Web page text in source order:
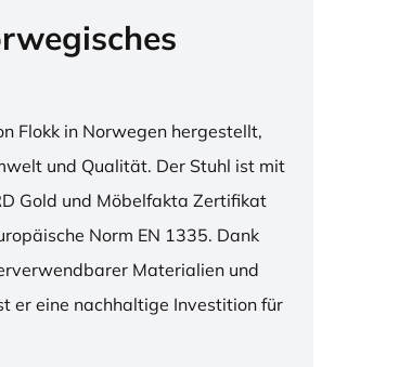
Flokk in Norwegen hergestellt,
und Qualität. Der Stuhl ist mit
Gold und Möbelfakta Zertifikat
Norm EN 1335. Dank
Materialien und
er eine nachhaltige Investition für